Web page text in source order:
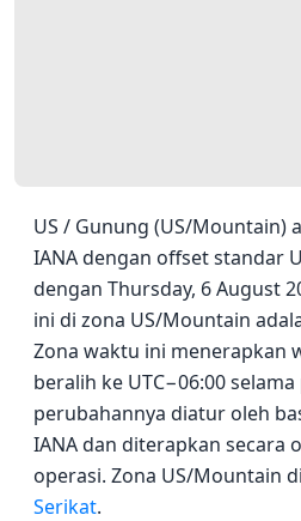
US / Gunung (US/Mountain)
IANA dengan offset standar
dengan Thursday, 6 August
ini di zona US/Mountain
Zona waktu ini menerapkan
beralih ke UTC−06:00
perubahannya diatur oleh
IANA dan diterapkan secara
operasi. Zona US/Mountain
Serikat.